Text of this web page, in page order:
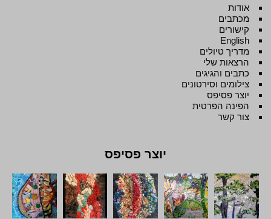
אודות
מכתבים
קישורים
English
מדריך טיולים
הרצאות שלי
כתבים והגיגים
צילומים וסירטונים
יוצר פסיפס
הפינה הפרטית
צור קשר
יוצר פסיפס